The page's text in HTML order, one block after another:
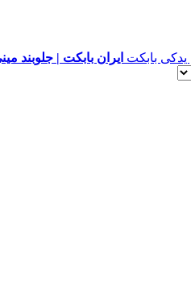
ایران بابکت | جلوبند